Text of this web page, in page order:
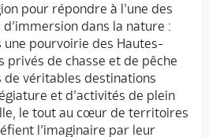
pour répondre à l’une des
dans la nature :
une pourvoirie des Hautes-
privés de chasse et de pêche
de véritables destinations
et d’activités de plein
le tout au cœur de territoires
l’imaginaire par leur